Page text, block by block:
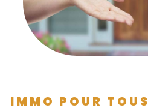
IMMO POUR TOUS